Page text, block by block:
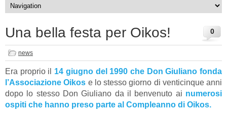
0
Una bella festa per Oikos!
news
Era proprio il 14 giugno del 1990 che Don Giuliano fonda
l’Associazione Oikos e lo stesso giorno di venticinque anni
dopo lo stesso Don Giuliano da il benvenuto ai numerosi
ospiti che hanno preso parte al Compleanno di Oikos.